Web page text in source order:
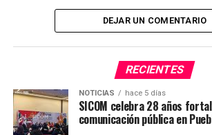
TEMAS RELACIONADOS NOTICIAS
¡San José Chiapa se convierte en la
Tecnología y la Sostenibilidad!
Concurso de la Torta de Chalupa en la
Tecamachalco 2025: Un Éxito Rotundo
DEJAR UN COMENTARIO
RECIENTES
NOTICIAS hace 5 días
SICOM celebra 28 años
comunicación pública en